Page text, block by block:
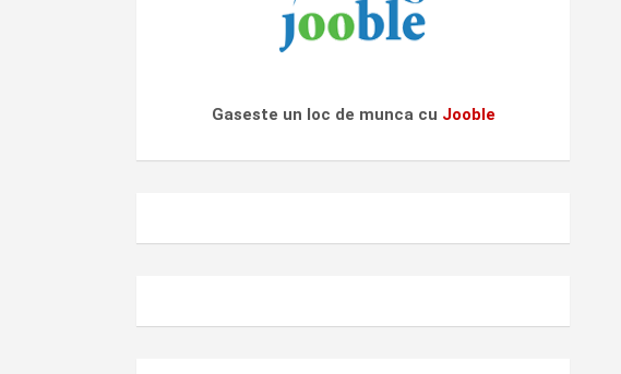
Gaseste un loc de munca cu Jooble